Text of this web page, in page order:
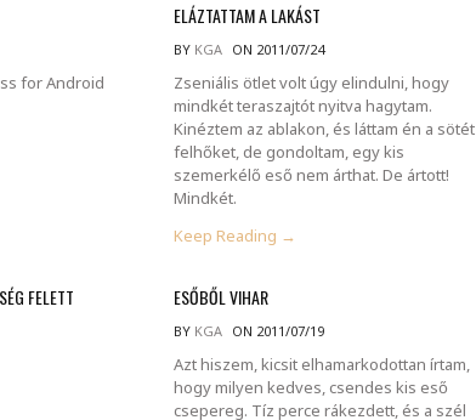
for Android
ELÁZTATTAM A LAKÁST
BY KGA ON 2011/07/24
Zseniális ötlet volt úgy elindulni, hogy
mindkét teraszajtót nyitva hagytam.
Kinéztem az ablakon, és láttam én a sötét
felhőket, de gondoltam, egy kis
szemerkélő eső nem árthat. De ártott!
Mindkét.
Keep Reading →
FELETT ESŐBŐL VIHAR
BY KGA ON 2011/07/19
Azt hiszem, kicsit elhamarkodottan írtam,
hogy milyen kedves, csendes kis eső
csepereg. Tíz perce rákezdett, és a szél